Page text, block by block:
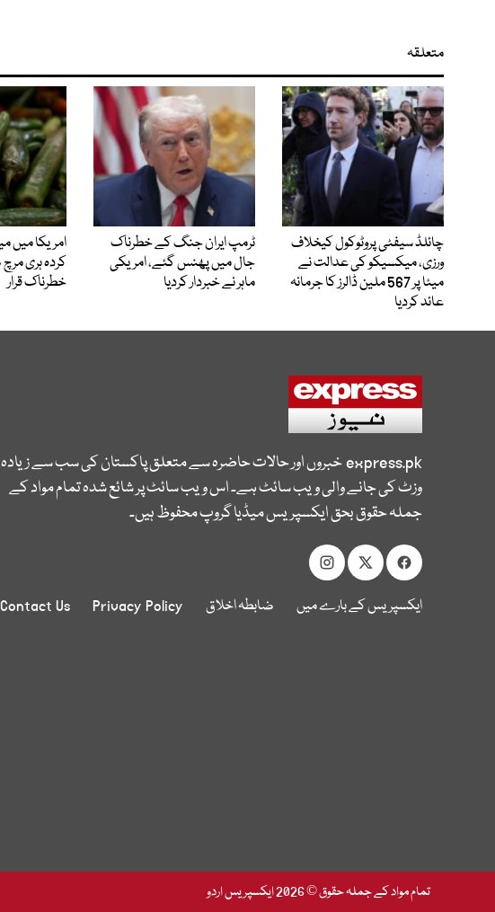
متعلقہ
چائلڈ سیفٹی پروٹوکول کیخلاف
ورزی، میکسیکو کی عدالت نے
میٹا پر 567 ملین ڈالرز کا جرمانہ
عائد کردیا
ٹرمپ ایران جنگ کے خطرناک
جال میں پھنس گئے، امریکی
ماہر نے خبردار کردیا
امریکا میں
کردہ ہری
خطرناک قرار
express.pkخبروں اور حالات حاضرہ سے متعلق پاکستان کی سب سے زیادہ
وزٹ کی جانے والی ویب سائٹ ہے۔ اس ویب سائٹ پر شائع شدہ تمام مواد کے
جملہ حقوق بحق ایکسپریس میڈیا گروپ محفوظ ہیں۔
ایکسپریس کے بارے میں ضابطہ اخلاق Privacy Policy
Contact Us
تمام مواد کے جملہ حقوق © 2026 ایکسپریس اردو